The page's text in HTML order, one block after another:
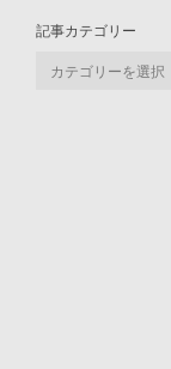
記事カテゴリー